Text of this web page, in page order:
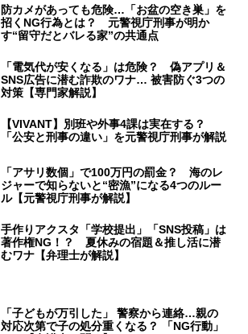
防カメがあっても危険…「お盆の空き巣」を
招くNG行為とは？ 元警視庁刑事が明か
す“留守だとバレる家”の共通点
「電気代が安くなる」は危険？ 偽アプリ＆
SNS広告に潜む詐欺のワナ… 被害防ぐ3つの
対策【専門家解説】
【VIVANT】別班や外事4課は実在する？
「公安と刑事の違い」を元警視庁刑事が解説
「アサリ数個」で100万円の罰金？ 海のレ
ジャーで知らないと“密漁”になる4つのルー
ル【元警視庁刑事が解説】
手作りアクスタ「学校提出」「SNS投稿」は
著作権NG！？ 夏休みの宿題＆推し活に潜
むワナ【弁理士が解説】
「子どもが万引した」 警察から連絡…親の
対応次第で子の処分重くなる？ 「NG行動」